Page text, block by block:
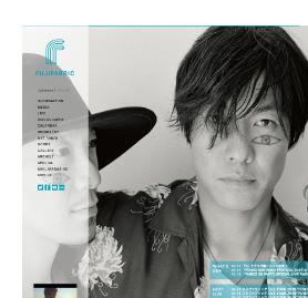
ABOUT
WORKS
SERVICE
SHEET
RECRUIT